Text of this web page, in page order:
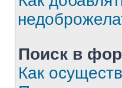
Поиск в
Как